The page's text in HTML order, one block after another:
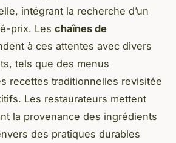
intégrant la recherche d’un
prix. Les chaînes de
à ces attentes avec divers
tels que des menus
recettes traditionnelles revisitée
Les restaurateurs mettent
la provenance des ingrédients
des pratiques durables